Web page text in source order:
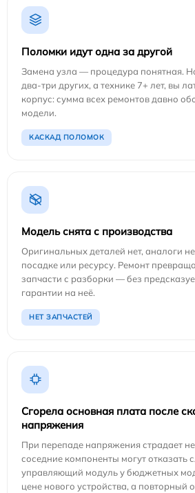
Поломки идут одна за другой
Замена узла — процедура понятная.
два-три других, а технике 7+ лет, вы
корпус: сумма всех ремонтов давно
модели.
КАСКАД ПОЛОМОК
Модель снята с производства
Оригинальных деталей нет, аналоги
посадке или ресурсу. Ремонт
запчасти с разборки — без
гарантии на неё.
НЕТ ЗАПЧАСТЕЙ
Сгорела основная плата после
напряжения
При перепаде напряжения страдает
соседние компоненты могут отказать
управляющий модуль у бюджетных
цене нового устройства, а повторный